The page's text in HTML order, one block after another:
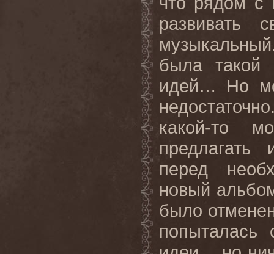
развивать
была такой
идей… Но
какой-то
предлагать
перед
новый
было
попыталась